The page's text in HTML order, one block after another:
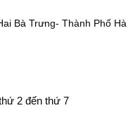
Bà Trưng- Thành Phố Hà
2 đến thứ 7